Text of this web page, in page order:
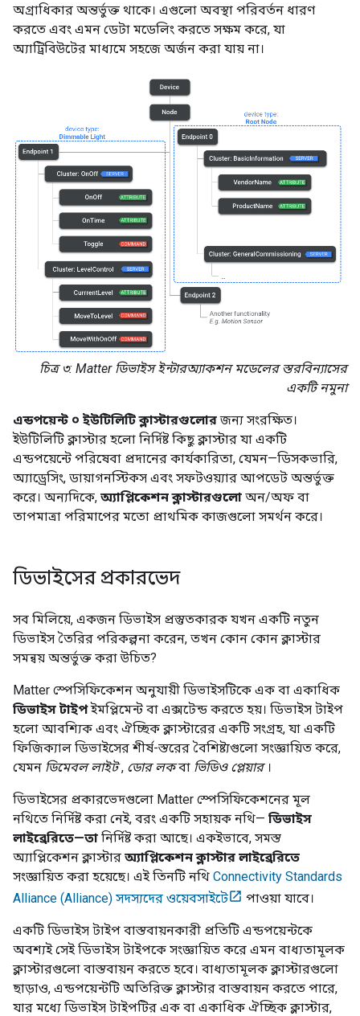
অগ্রাধিকার অন্তর্ভুক্ত থাকে। এগুলো অবস্থা পরিবর্তন ধারণ
করতে এবং এমন ডেটা মডেলিং করতে সক্ষম করে, যা
অ্যাট্রিবিউটের মাধ্যমে সহজে অর্জন করা যায় না।
চিত্র ৩: Matterডিভাইস ইন্টারঅ্যাকশন মডেলের স্তরবিন্যাসের
একটি নমুনা
এন্ডপয়েন্ট ০ ইউটিলিটি ক্লাস্টারগুলোরজন্য সংরক্ষিত।
ইউটিলিটি ক্লাস্টার হলো নির্দিষ্ট কিছু ক্লাস্টার যা একটি
এন্ডপয়েন্টে পরিষেবা প্রদানের কার্যকারিতা, যেমন—ডিসকভারি,
অ্যাড্রেসিং, ডায়াগনস্টিকস এবং সফটওয়্যার আপডেট অন্তর্ভুক্ত
করে। অন্যদিকে, অ্যাপ্লিকেশন ক্লাস্টারগুলো অন/অফ বা
তাপমাত্রা পরিমাপের মতো প্রাথমিক কাজগুলো সমর্থন করে।
ডিভাইসের প্রকারভেদ
সব মিলিয়ে, একজন ডিভাইস প্রস্তুতকারক যখন একটি নতুন
ডিভাইস তৈরির পরিকল্পনা করেন, তখন কোন কোন ক্লাস্টার
সমন্বয় অন্তর্ভুক্ত করা উচিত?
Matter স্পেসিফিকেশন অনুযায়ী ডিভাইসটিকে এক বা একাধিক
ডিভাইস টাইপইমপ্লিমেন্ট বা এক্সটেন্ড করতে হয়। ডিভাইস টাইপ
হলো আবশ্যিক এবং ঐচ্ছিক ক্লাস্টারের একটি সংগ্রহ, যা একটি
ফিজিক্যাল ডিভাইসের শীর্ষ-স্তরের বৈশিষ্ট্যগুলো সংজ্ঞায়িত করে,
যেমন ডিমেবল লাইট, ডোর লকবা ভিডিও প্লেয়ার।
ডিভাইসের প্রকারভেদগুলো Matter স্পেসিফিকেশনের মূল
নথিতে নির্দিষ্ট করা নেই, বরং একটি সহায়ক নথি— ডিভাইস
লাইব্রেরিতে—তা নির্দিষ্ট করা আছে। একইভাবে, সমস্ত
অ্যাপ্লিকেশন ক্লাস্টার অ্যাপ্লিকেশন ক্লাস্টার লাইব্রেরিতে
সংজ্ঞায়িত করা হয়েছে। এই তিনটি নথি Connectivity Standards
Alliance (Alliance) সদস্যদের ওয়েবসাইটে পাওয়া যাবে।
একটি ডিভাইস টাইপ বাস্তবায়নকারী প্রতিটি এন্ডপয়েন্টকে
অবশ্যই সেই ডিভাইস টাইপকে সংজ্ঞায়িত করে এমন বাধ্যতামূলক
ক্লাস্টারগুলো বাস্তবায়ন করতে হবে। বাধ্যতামূলক ক্লাস্টারগুলো
ছাড়াও, এন্ডপয়েন্টটি অতিরিক্ত ক্লাস্টার বাস্তবায়ন করতে পারে,
যার মধ্যে ডিভাইস টাইপটির এক বা একাধিক ঐচ্ছিক ক্লাস্টার,